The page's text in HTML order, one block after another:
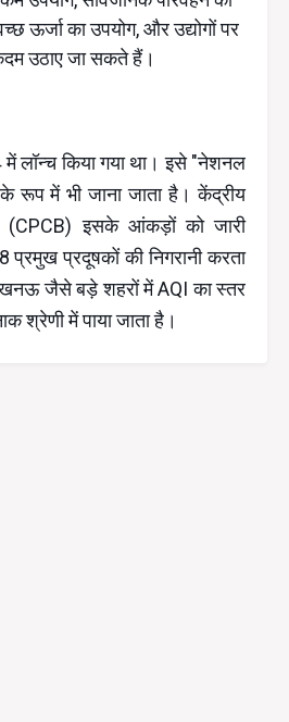
ऊर्जा का उपयोग, और उद्योगों पर
उठाए जा सकते हैं।
लॉन्च किया गया था। इसे "नेशनल
रूप में भी जाना जाता है। केंद्रीय
(CPCB) इसके आंकड़ों को जारी
प्रदूषकों की निगरानी करता
जैसे बड़े शहरों में AQI का स्तर
श्रेणी में पाया जाता है।